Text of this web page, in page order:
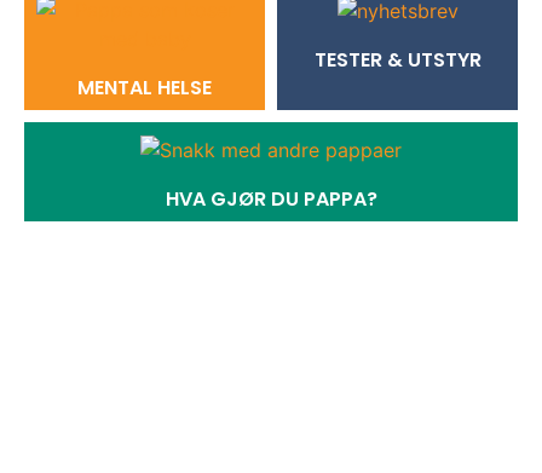
MENTAL HELSE
TESTER & UTSTYR
HVA GJØR DU PAPPA?